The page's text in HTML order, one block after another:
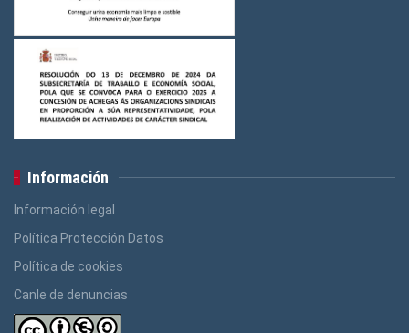
Información
Información legal
Política Protección Datos
Política de cookies
Canle de denuncias